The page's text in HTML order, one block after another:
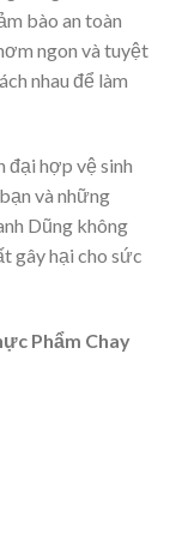
bào an toàn
ngon và tuyệt
nhau để làm
đại hợp vệ sinh
và những
Dũng không
gây hại cho sức
Phẩm Chay